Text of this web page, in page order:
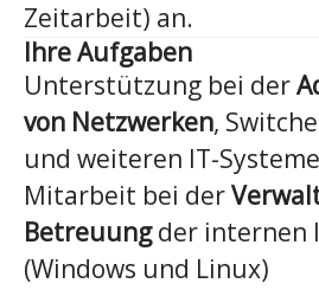
Zeitarbeit) an.
Ihre Aufgaben
Unterstützung bei der
von Netzwerken,
und weiteren IT-
Mitarbeit bei der
Betreuungder internen
(Windows und Linux)